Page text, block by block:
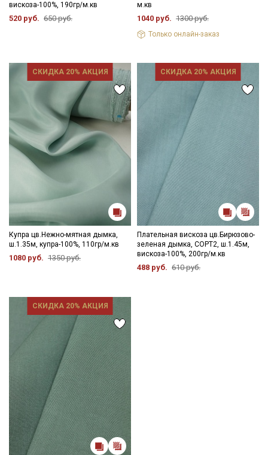
вискоза-100%, 190гр/м.кв
520 руб. 650 руб.
м.кв
1040 руб. 1300 руб.
Только онлайн-заказ
СКИДКА 20% АКЦИЯ
Купра цв.Нежно-мятная дымка,
ш.1.35м, купра-100%, 110гр/м.кв
1080 руб. 1350 руб.
СКИДКА 20% АКЦИЯ
Плательная вискоза цв.Бирюзово-
зеленая дымка, СОРТ2, ш.1.45м,
вискоза-100%, 200гр/м.кв
488 руб. 610 руб.
СКИДКА 20% АКЦИЯ